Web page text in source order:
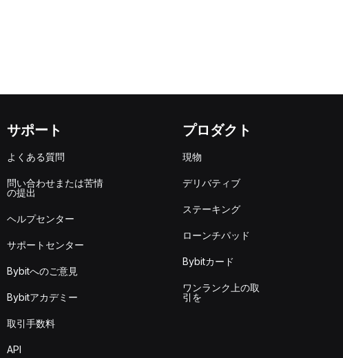
サポート
よくある質問
問い合わせまたは苦情
の提出
ヘルプセンター
サポートセンター
Bybitへのご意見
Bybitアカデミー
取引手数料
API
プロダクト
現物
デリバティブ
ステーキング
ローンチパッド
Bybitカード
ワンランク上の取
引を